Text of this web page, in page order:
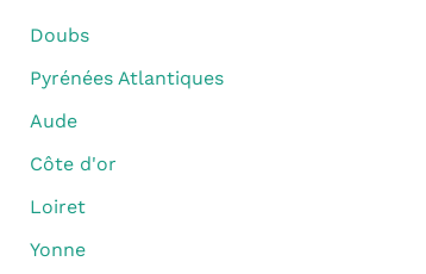
Doubs
Pyrénées Atlantiques
Aude
Côte d'or
Loiret
Yonne